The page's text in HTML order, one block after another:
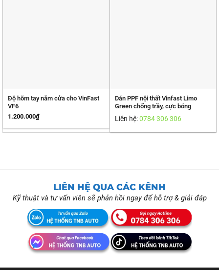
Độ hõm tay nắm cửa cho VinFast
VF6
1.200.000₫
Dán PPF nội thất Vinfast Limo
Green chống trầy, cực bóng
Liên hệ:0784 306 306
LIÊN HỆ QUA CÁC KÊNH
Kỹ thuật và tư vấn viên sẽ phản hồi ngay để hỗ trợ & giải đáp